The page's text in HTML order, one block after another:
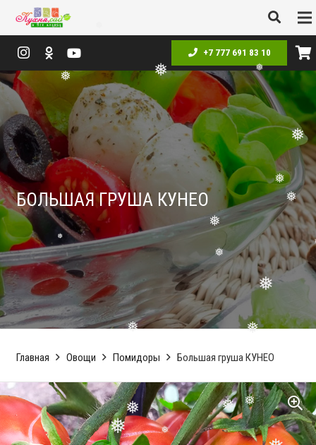
❅
❅
❅
❅
❅
❅
❅
❅
❅
❅
❅
❅
❅ ❅
❅
❅
❅
+7 777 691 83 10
БОЛЬШАЯ ГРУША КУНЕО
Главная Овощи Помидоры Большая груша КУНЕО